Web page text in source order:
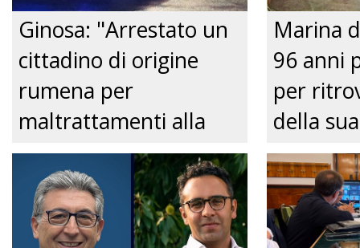
Ginosa: "Arrestato un
cittadino di origine
rumena per
maltrattamenti alla
convivente." Just tv
Marina
96 anni
per
della
dalla